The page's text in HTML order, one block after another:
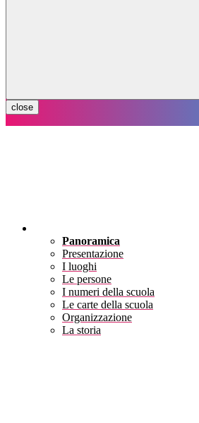
close
Panoramica
Presentazione
I luoghi
Le persone
I numeri della scuola
Le carte della scuola
Organizzazione
La storia